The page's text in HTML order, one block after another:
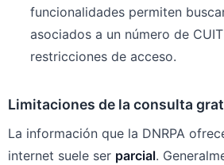
funcionalidades permiten
asociados a un número de
restricciones de acceso.
Limitaciones de la consulta
La información que la DNRPA
internet suele ser parcial.